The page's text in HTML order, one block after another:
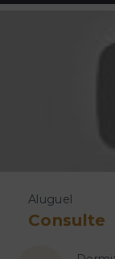
Aluguel
Consulte